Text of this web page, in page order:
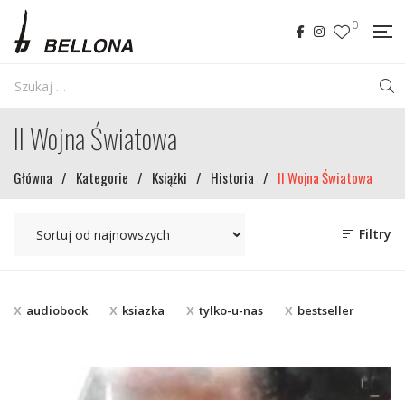
0
II Wojna Światowa
Główna / Kategorie / Książki / Historia / II Wojna Światowa
Filtry
audiobook ksiazka tylko-u-nas bestseller